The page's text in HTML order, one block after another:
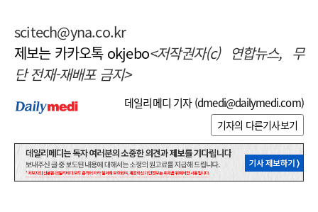
scitech@yna.co.kr
제보는 카카오톡 okjebo<저작권자(c) 연합뉴스, 무
단 전재-재배포 금지>
데일리메디 기자 (dmedi@dailymedi.com)
기자의 다른기사보기